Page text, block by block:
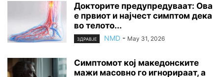
Докторите предупредуваат: Ова
е првиот и најчест симптом дека
во телото...
ЗДРАВЈЕ NMD - May 31, 2026
Симптомот кој македонските
мажи масовно го игнорираат, а